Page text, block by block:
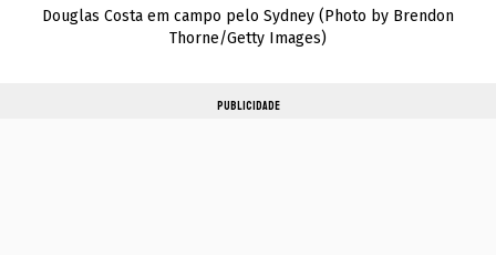
Douglas Costa em campo pelo Sydney (Photo by Brendon
Thorne/Getty Images)
PUBLICIDADE